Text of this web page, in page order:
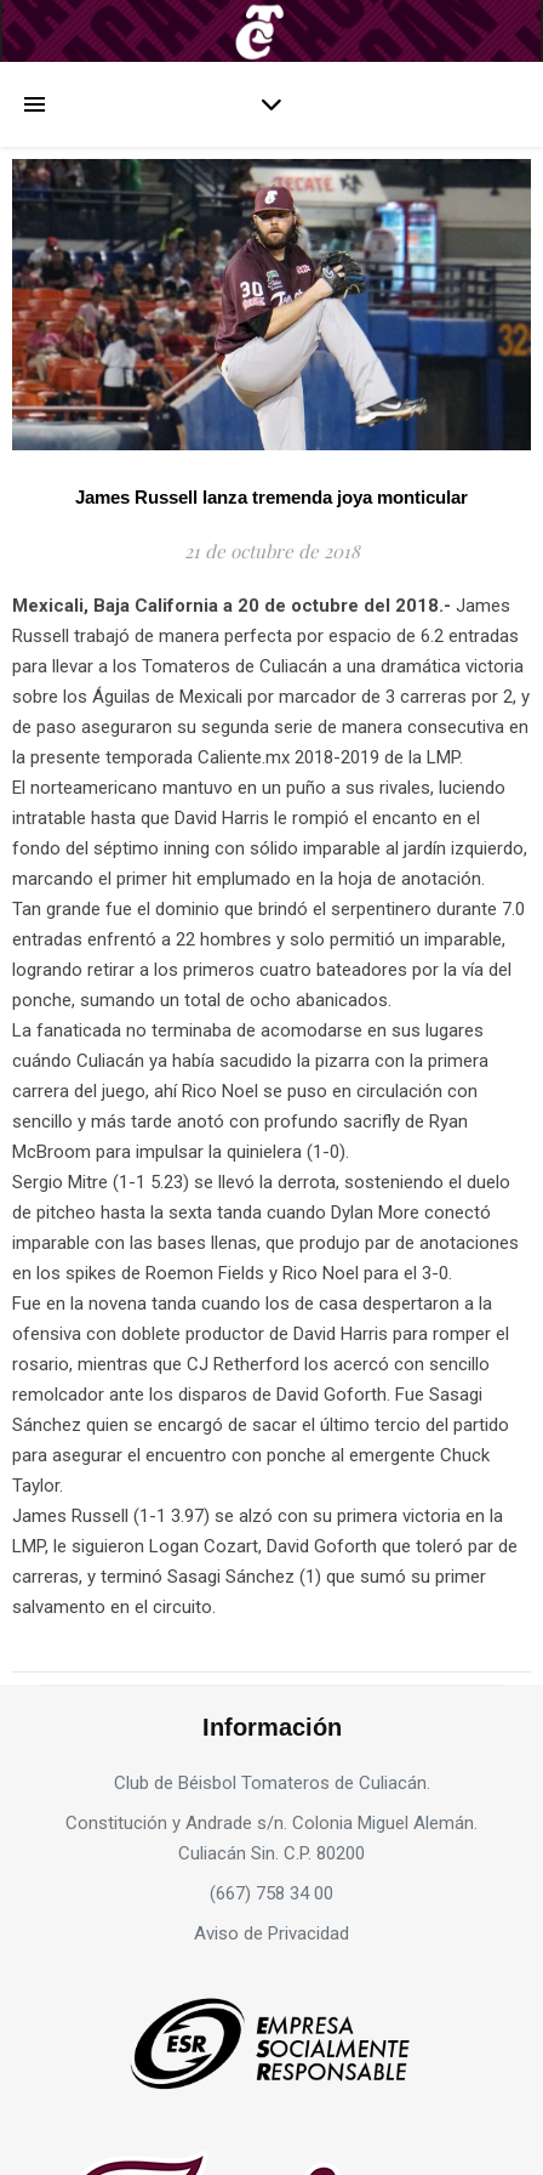
James Russell lanza tremenda joya monticular
21 de octubre de 2018
Mexicali, Baja California a 20 de octubre del 2018.- James
Russell trabajó de manera perfecta por espacio de 6.2 entradas
para llevar a los Tomateros de Culiacán a una dramática victoria
sobre los Águilas de Mexicali por marcador de 3 carreras por 2, y
de paso aseguraron su segunda serie de manera consecutiva en
la presente temporada Caliente.mx 2018-2019 de la LMP.
El norteamericano mantuvo en un puño a sus rivales, luciendo
intratable hasta que David Harris le rompió el encanto en el
fondo del séptimo inning con sólido imparable al jardín izquierdo,
marcando el primer hit emplumado en la hoja de anotación.
Tan grande fue el dominio que brindó el serpentinero durante 7.0
entradas enfrentó a 22 hombres y solo permitió un imparable,
logrando retirar a los primeros cuatro bateadores por la vía del
ponche, sumando un total de ocho abanicados.
La fanaticada no terminaba de acomodarse en sus lugares
cuándo Culiacán ya había sacudido la pizarra con la primera
carrera del juego, ahí Rico Noel se puso en circulación con
sencillo y más tarde anotó con profundo sacrifly de Ryan
McBroom para impulsar la quinielera (1-0).
Sergio Mitre (1-1 5.23) se llevó la derrota, sosteniendo el duelo
de pitcheo hasta la sexta tanda cuando Dylan More conectó
imparable con las bases llenas, que produjo par de anotaciones
en los spikes de Roemon Fields y Rico Noel para el 3-0.
Fue en la novena tanda cuando los de casa despertaron a la
ofensiva con doblete productor de David Harris para romper el
rosario, mientras que CJ Retherford los acercó con sencillo
remolcador ante los disparos de David Goforth. Fue Sasagi
Sánchez quien se encargó de sacar el último tercio del partido
para asegurar el encuentro con ponche al emergente Chuck
Taylor.
James Russell (1-1 3.97) se alzó con su primera victoria en la
LMP, le siguieron Logan Cozart, David Goforth que toleró par de
carreras, y terminó Sasagi Sánchez (1) que sumó su primer
salvamento en el circuito.
Información
Club de Béisbol Tomateros de Culiacán.
Constitución y Andrade s/n. Colonia Miguel Alemán.
Culiacán Sin. C.P. 80200
(667) 758 34 00
Aviso de Privacidad